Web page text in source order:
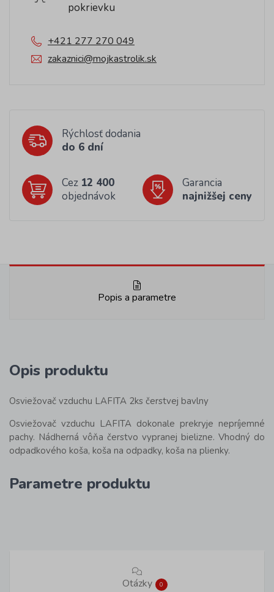
pokrievku
+421 277 270 049
zakaznici@mojkastrolik.sk
Rýchlosť dodania
do 6 dní
Cez 12 400
objednávok
Garancia
najnižšej ceny
Popis a parametre
Opis produktu
Osviežovač vzduchu LAFITA 2ks čerstvej bavlny
Osviežovač vzduchu LAFITA dokonale prekryje nepríjemné
pachy. Nádherná vôňa čerstvo vypranej bielizne. Vhodný do
odpadkového koša, koša na odpadky, koša na plienky.
Parametre produktu
Otázky 0